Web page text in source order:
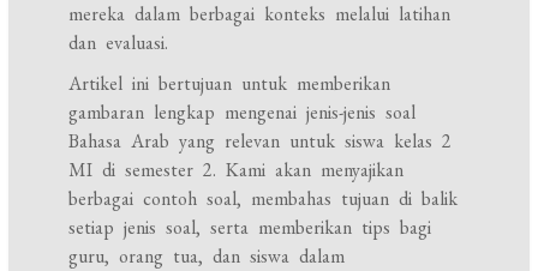
mereka dalam berbagai konteks melalui latihan
dan evaluasi.
Artikel ini bertujuan untuk memberikan
gambaran lengkap mengenai jenis-jenis soal
Bahasa Arab yang relevan untuk siswa kelas 2
MI di semester 2. Kami akan menyajikan
berbagai contoh soal, membahas tujuan di balik
setiap jenis soal, serta memberikan tips bagi
guru, orang tua, dan siswa dalam